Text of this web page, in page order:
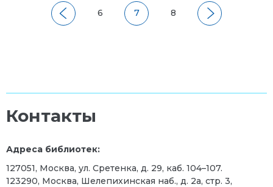
6 7 8
Контакты
Адреса библиотек:
127051, Москва, ул. Сретенка, д. 29, каб. 104–107.
123290, Москва, Шелепихинская наб., д. 2а, стр. 3,